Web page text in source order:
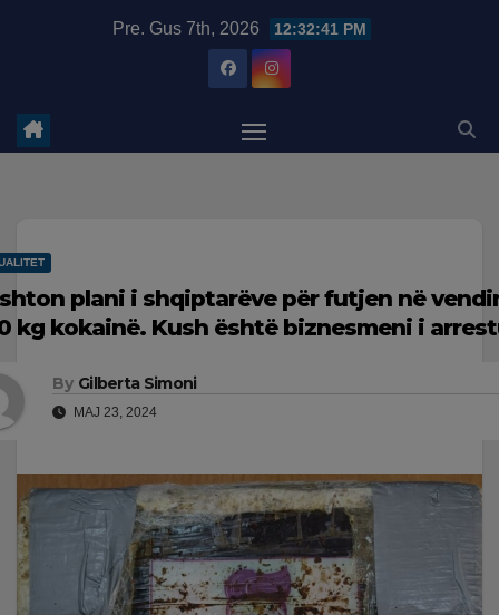
Pre. Gus 7th, 2026 12:32:42 PM
plani i shqiptarëve për futjen në
kg kokainë. Kush është biznesmeni i
By Gilberta Simoni
MAJ 23, 2024